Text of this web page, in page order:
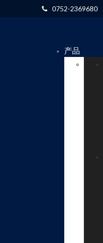
0752-2369680
产品